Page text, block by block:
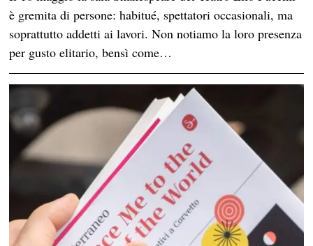
è gremita di persone: habitué, spettatori occasionali, ma
soprattutto addetti ai lavori. Non notiamo la loro presenza
per gusto elitario, bensì come…